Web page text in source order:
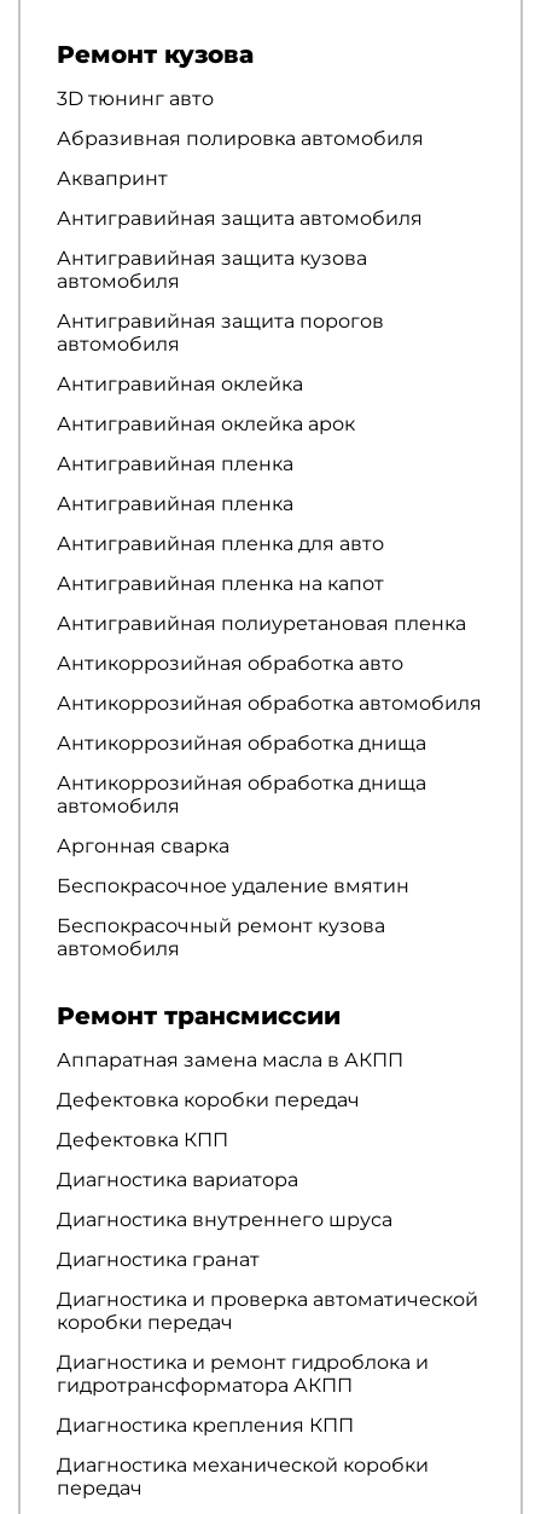
Ремонт кузова
3D тюнинг авто
Абразивная полировка автомобиля
Аквапринт
Антигравийная защита автомобиля
Антигравийная защита кузова
автомобиля
Антигравийная защита порогов
автомобиля
Антигравийная оклейка
Антигравийная оклейка арок
Антигравийная пленка
Антигравийная пленка
Антигравийная пленка для авто
Антигравийная пленка на капот
Антигравийная полиуретановая пленка
Антикоррозийная обработка авто
Антикоррозийная обработка автомобиля
Антикоррозийная обработка днища
Антикоррозийная обработка днища
автомобиля
Аргонная сварка
Беспокрасочное удаление вмятин
Беспокрасочный ремонт кузова
автомобиля
Ремонт трансмиссии
Аппаратная замена масла в АКПП
Дефектовка коробки передач
Дефектовка КПП
Диагностика вариатора
Диагностика внутреннего шруса
Диагностика гранат
Диагностика и проверка автоматической
коробки передач
Диагностика и ремонт гидроблока и
гидротрансформатора АКПП
Диагностика крепления КПП
Диагностика механической коробки
передач